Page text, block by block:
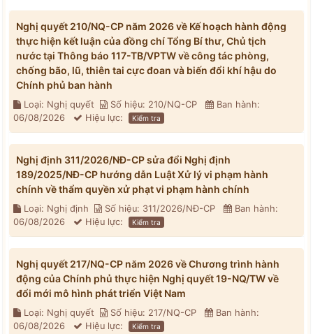
Nghị quyết 210/NQ-CP năm 2026 về Kế hoạch hành động
thực hiện kết luận của đồng chí Tổng Bí thư, Chủ tịch
nước tại Thông báo 117-TB/VPTW về công tác phòng,
chống bão, lũ, thiên tai cực đoan và biến đổi khí hậu do
Chính phủ ban hành
Loại: Nghị quyết Số hiệu: 210/NQ-CP
Ban hành:
06/08/2026
Hiệu lực: Kiểm tra
Nghị định 311/2026/NĐ-CP sửa đổi Nghị định
189/2025/NĐ-CP hướng dẫn Luật Xử lý vi phạm hành
chính về thẩm quyền xử phạt vi phạm hành chính
Loại: Nghị định Số hiệu: 311/2026/NĐ-CP
Ban hành:
06/08/2026
Hiệu lực: Kiểm tra
Nghị quyết 217/NQ-CP năm 2026 về Chương trình hành
động của Chính phủ thực hiện Nghị quyết 19-NQ/TW về
đổi mới mô hình phát triển Việt Nam
Loại: Nghị quyết Số hiệu: 217/NQ-CP
Ban hành:
06/08/2026
Hiệu lực: Kiểm tra